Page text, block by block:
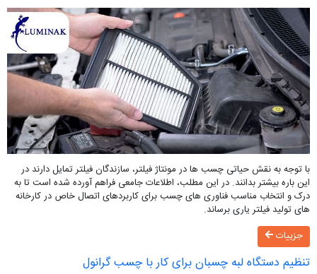
با توجه به نقش حیاتی چسب ها در مونتاژ فیلتر، سازندگان فیلتر تمایل دارند در
این باره بیشتر بدانند. در این مطلب، اطلاعات جامعی فراهم آورده شده است تا به
درک و انتخاب مناسب فناوری های چسب برای کاربردهای اتصال خاص در کارخانه
های تولید فیلتر یاری برساند.
جزییات
تنظیم دستگاه لبه چسبان برای کار با چسب گرانول